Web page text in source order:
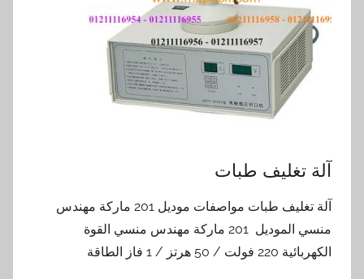
آلة تغليف طبات
آلة تغليف طبات مواصفات موديل 201 ماركة مهندس
منسي الموديل 201 ماركة مهندس منسي القوة
الكهربائية 220 فولت / 50 هرتز / 1 فاز الطاقة